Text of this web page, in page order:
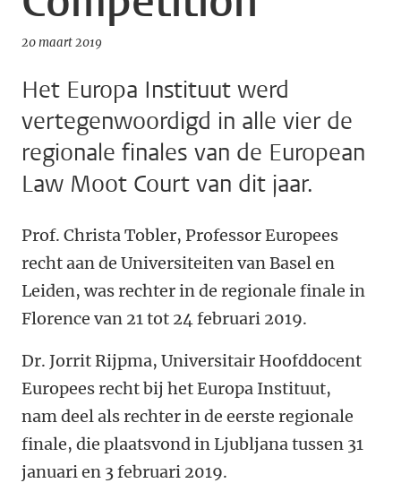
20 maart 2019
Het Europa Instituut werd
vertegenwoordigd in alle vier de
regionale finales van de European
Law Moot Court van dit jaar.
Prof. Christa Tobler, Professor Europees
recht aan de Universiteiten van Basel en
Leiden, was rechter in de regionale finale in
Florence van 21 tot 24 februari 2019.
Dr. Jorrit Rijpma, Universitair Hoofddocent
Europees recht bij het Europa Instituut,
nam deel als rechter in de eerste regionale
finale, die plaatsvond in Ljubljana tussen 31
januari en 3 februari 2019.